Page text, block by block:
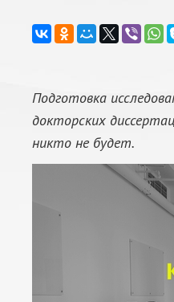
Подготовка
докторских
никто не будет.